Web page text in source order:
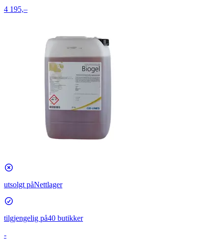
4 195,–
utsolgt påNettlager
tilgjengelig på40 butikker
-